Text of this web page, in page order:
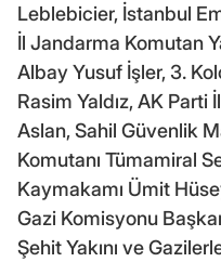
Leblebicier, İstanbul
İl Jandarma Komutan
Albay Yusuf İşler, 3.
Rasim Yaldız, AK Parti
Aslan, Sahil Güvenlik
Komutanı Tümamiral
Kaymakamı Ümit
Gazi Komisyonu
Şehit Yakını ve